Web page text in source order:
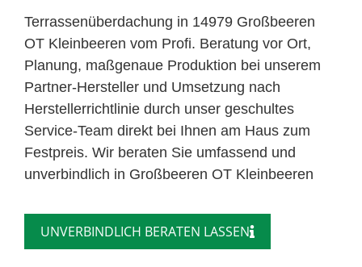
Terrassenüberdachung in 14979 Großbeeren
OT Kleinbeeren vom Profi. Beratung vor Ort,
Planung, maßgenaue Produktion bei unserem
Partner-Hersteller und Umsetzung nach
Herstellerrichtlinie durch unser geschultes
Service-Team direkt bei Ihnen am Haus zum
Festpreis. Wir beraten Sie umfassend und
unverbindlich in Großbeeren OT Kleinbeeren
UNVERBINDLICH BERATEN LASSEN